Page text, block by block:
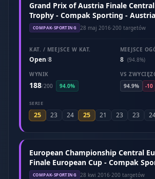
Grand Prix of Austria Finale
Trophy - Compak Sporting -
COMPAK-SPORTING 28 maj 2016·200 targetów
KAT. / MIEJSCE W KAT.
Open/8
MIEJSCE
8 (94.8%)
WYNIK
188/200 94.0%
VS
94.9%
-10
SERIE
25 23 24 25 21 23 23
European Championship Central
Finale European Cup - Compak
Hungary (April 2016)
COMPAK-SPORTING 28 kwi 2016·200 targetów